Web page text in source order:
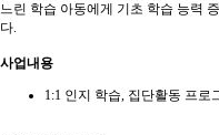
느린 학습 아동에게 기초 학습 능력
다.
사업내용
1:1 인지 학습, 집단활동 프로